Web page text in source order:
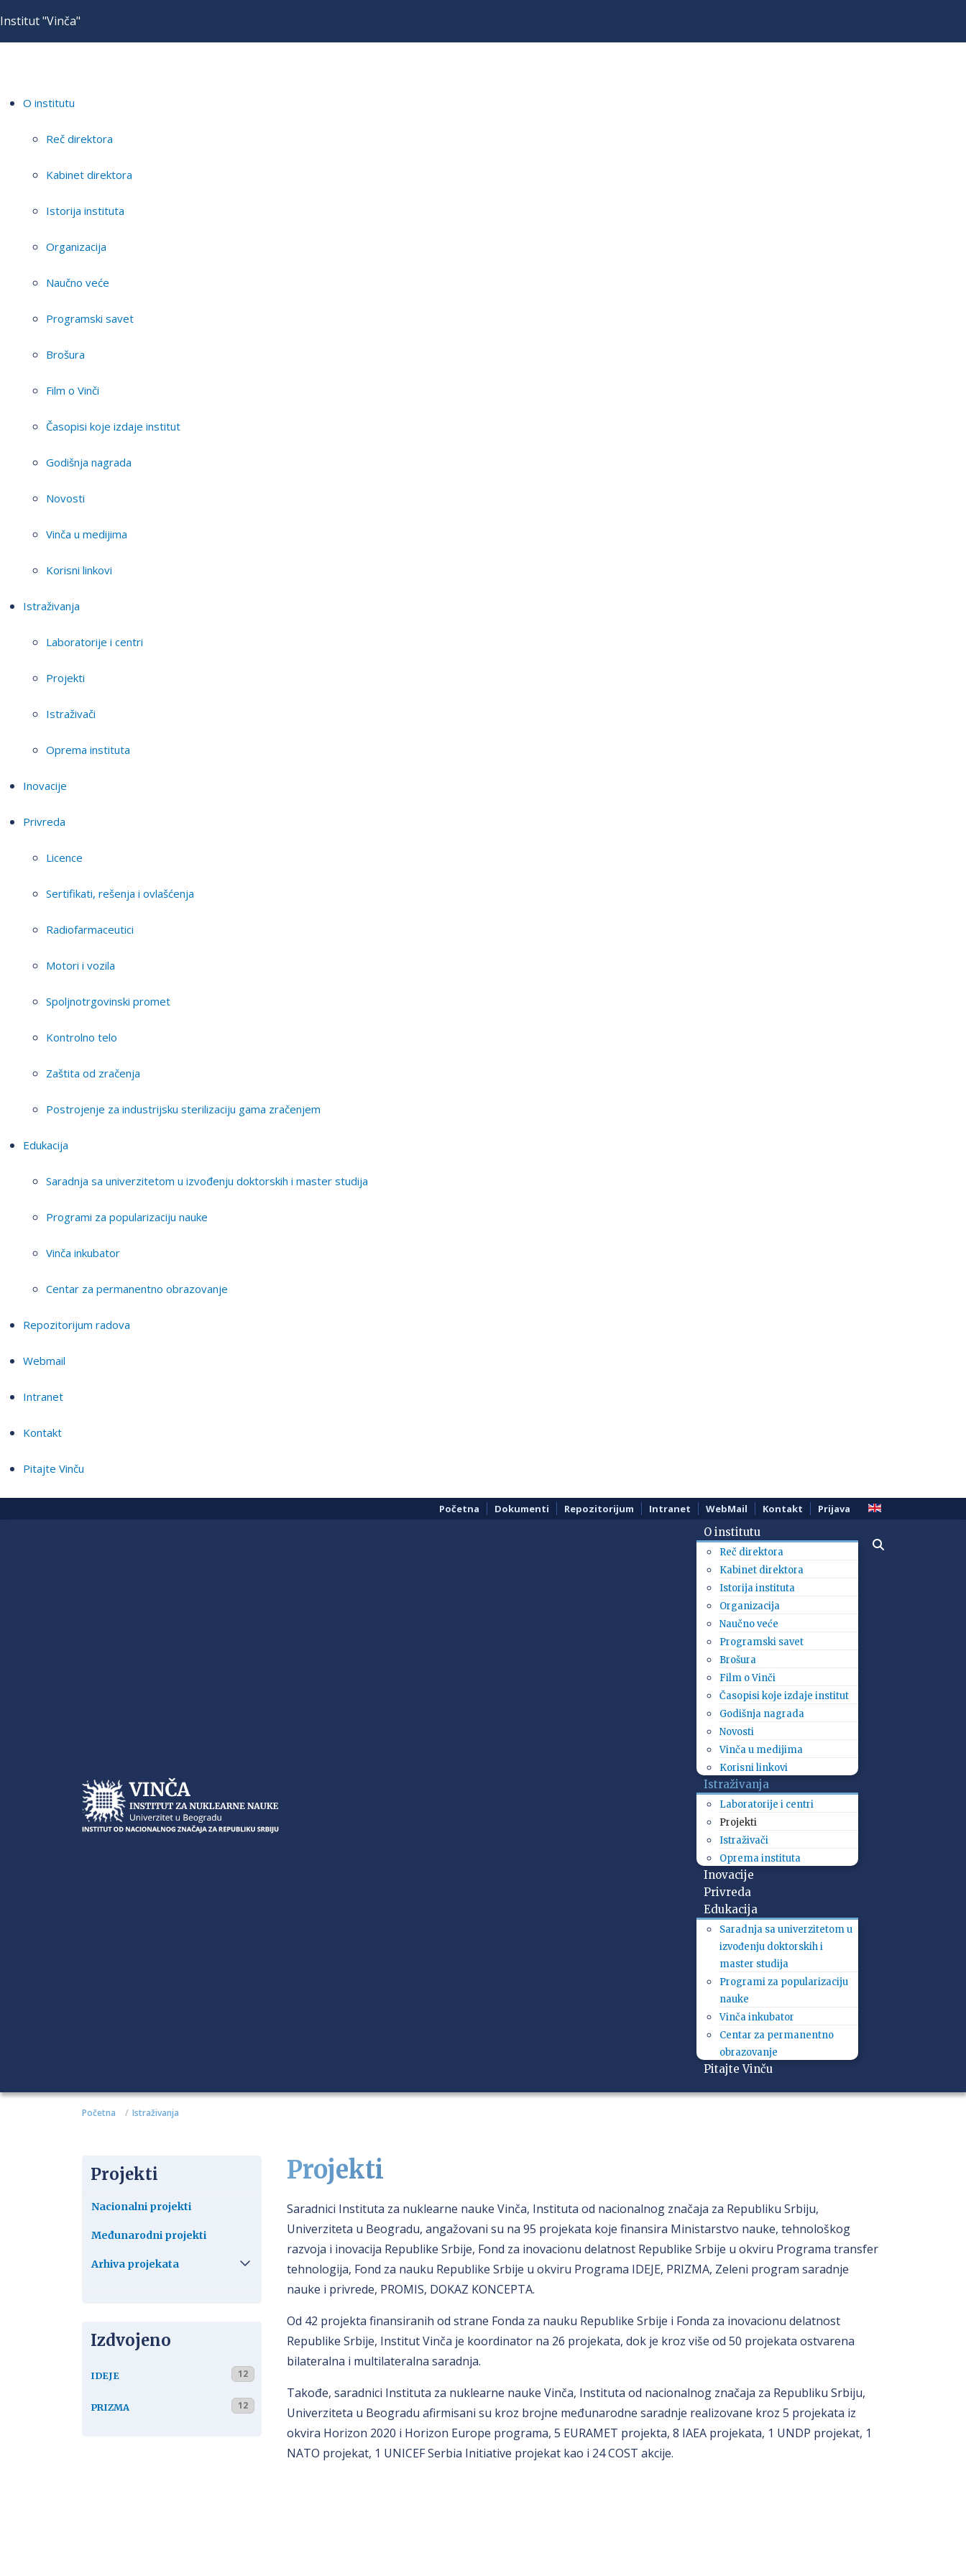
Institut "Vinča"
O institutu
Reč direktora
Kabinet direktora
Istorija instituta
Organizacija
Naučno veće
Programski savet
Brošura
Film o Vinči
Časopisi koje izdaje institut
Godišnja nagrada
Novosti
Vinča u medijima
Korisni linkovi
Istraživanja
Laboratorije i centri
Projekti
Istraživači
Oprema instituta
Inovacije
Privreda
Licence
Sertifikati, rešenja i ovlašćenja
Radiofarmaceutici
Motori i vozila
Spoljnotrgovinski promet
Kontrolno telo
Zaštita od zračenja
Postrojenje za industrijsku sterilizaciju gama zračenjem
Edukacija
Saradnja sa univerzitetom u izvođenju doktorskih i master studija
Programi za popularizaciju nauke
Vinča inkubator
Centar za permanentno obrazovanje
Repozitorijum radova
Webmail
Intranet
Kontakt
Pitajte Vinču
Početna Dokumenti Repozitorijum Intranet WebMail Kontakt Prijava
O institutu
Reč direktora
Kabinet direktora
Istorija instituta
Organizacija
Naučno veće
Programski savet
Brošura
Film o Vinči
Časopisi koje izdaje institut
Godišnja nagrada
Novosti
Vinča u medijima
Korisni linkovi
Istraživanja
Laboratorije i centri
Projekti
Istraživači
Oprema instituta
Inovacije
Privreda
Edukacija
Saradnja sa univerzitetom u
izvođenju doktorskih i
master studija
Programi za popularizaciju
nauke
Vinča inkubator
Centar za permanentno
obrazovanje
Pitajte Vinču
Početna Istraživanja
Projekti
Nacionalni projekti
Međunarodni projekti
Arhiva projekata
Izdvojeno
IDEJE 12
PRIZMA 12
Projekti
Saradnici Instituta za nuklearne nauke Vinča, Instituta od nacionalnog značaja za Republiku Srbiju,
Univerziteta u Beogradu, angažovani su na 95 projekata koje finansira Ministarstvo nauke, tehnološkog
razvoja i inovacija Republike Srbije, Fond za inovacionu delatnost Republike Srbije u okviru Programa transfer
tehnologija, Fond za nauku Republike Srbije u okviru Programa IDEJE, PRIZMA, Zeleni program saradnje
nauke i privrede, PROMIS, DOKAZ KONCEPTA.
Od 42 projekta finansiranih od strane Fonda za nauku Republike Srbije i Fonda za inovacionu delatnost
Republike Srbije, Institut Vinča je koordinator na 26 projekata, dok je kroz više od 50 projekata ostvarena
bilateralna i multilateralna saradnja.
Takođe, saradnici Instituta za nuklearne nauke Vinča, Instituta od nacionalnog značaja za Republiku Srbiju,
Univerziteta u Beogradu afirmisani su kroz brojne međunarodne saradnje realizovane kroz 5 projekata iz
okvira Horizon 2020 i Horizon Europe programa, 5 EURAMET projekta, 8 IAEA projekata, 1 UNDP projekat, 1
NATO projekat, 1 UNICEF Serbia Initiative projekat kao i 24 COST akcije.